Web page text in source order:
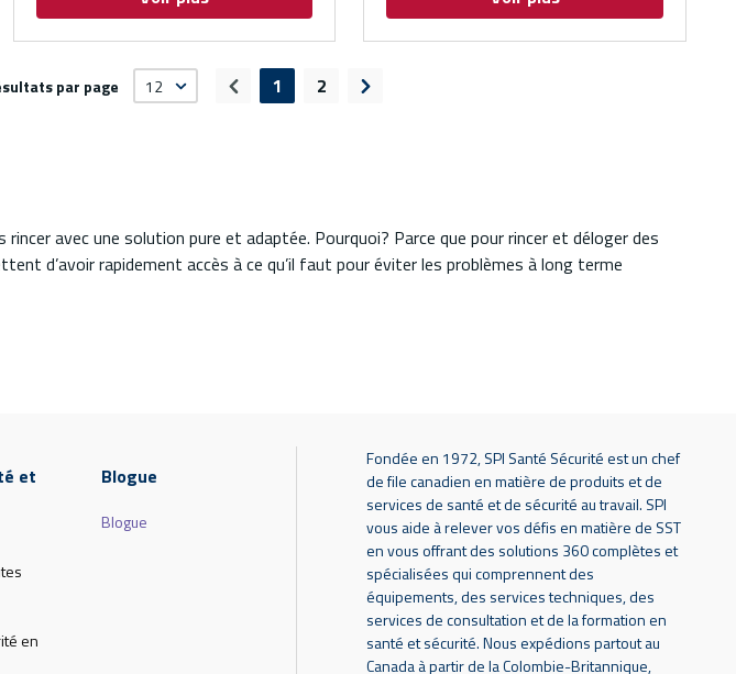
par page Page précédente
1 2 Page suivante
avec une solution pure et adaptée. Pourquoi? Parce que pour rincer et déloger des
d’avoir rapidement accès à ce qu’il faut pour éviter les problèmes à long terme
et
en
Blogue
Blogue
Fondée en 1972, SPI Santé Sécurité est un chef
de file canadien en matière de produits et de
services de santé et de sécurité au travail. SPI
vous aide à relever vos défis en matière de SST
en vous offrant des solutions 360 complètes et
spécialisées qui comprennent des
équipements, des services techniques, des
services de consultation et de la formation en
santé et sécurité. Nous expédions partout au
Canada à partir de la Colombie-Britannique,